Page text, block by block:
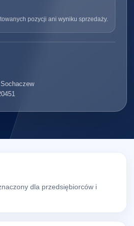
pozycji ani wyniku sprzedaży.
dla przedsiębiorców i